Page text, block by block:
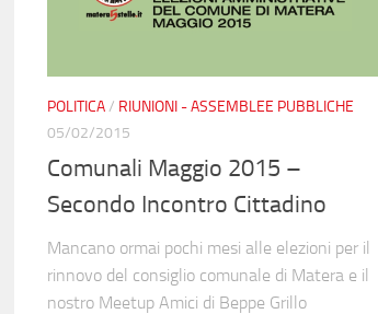
POLITICA/ RIUNIONI - ASSEMBLEE PUBBLICHE
05/02/2015
Comunali Maggio 2015 –
Secondo Incontro Cittadino
Mancano ormai pochi mesi alle elezioni per il
rinnovo del consiglio comunale di Matera e il
nostro Meetup Amici di Beppe Grillo